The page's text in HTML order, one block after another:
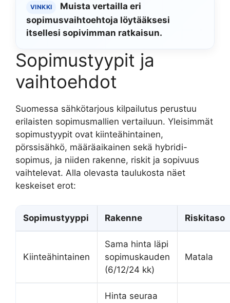
VINKKI
Muista vertailla eri
sopimusvaihtoehtoja löytääksesi
itsellesi sopivimman ratkaisun.
Sopimustyypit ja
vaihtoehdot
Suomessa sähkötarjous kilpailutus perustuu
erilaisten sopimusmallien vertailuun. Yleisimmät
sopimustyypit ovat kiinteähintainen,
pörssisähkö, määräaikainen sekä hybridi-
sopimus, ja niiden rakenne, riskit ja sopivuus
vaihtelevat. Alla olevasta taulukosta näet
keskeiset erot:
Sopimustyyppi Rakenne Riskitaso
Kiinteähintainen
Sama hinta läpi
sopimuskauden
(6/12/24 kk)
Matala
Hinta seuraa